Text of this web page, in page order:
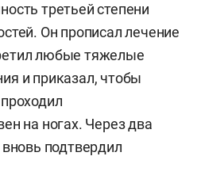
третьей степени
Он прописал лечение
любые тяжелые
и приказал, чтобы
на ногах. Через два
подтвердил